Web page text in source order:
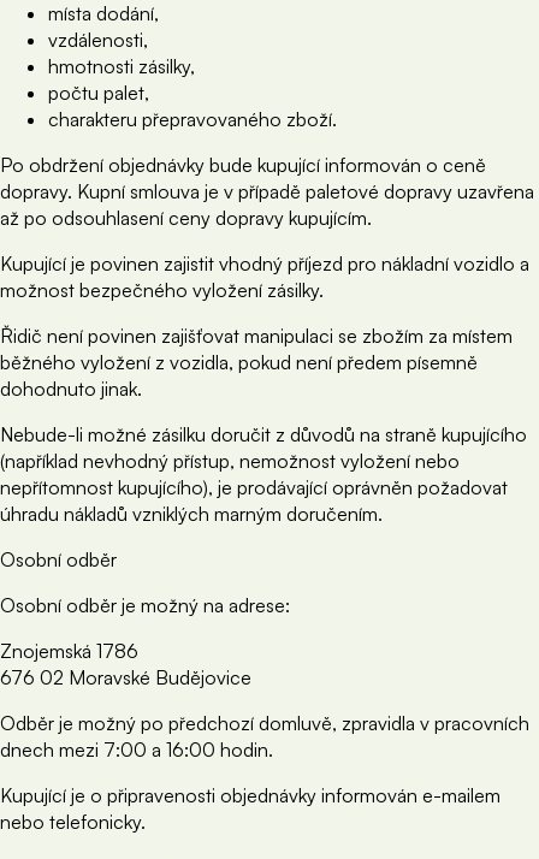
místa dodání,
vzdálenosti,
hmotnosti zásilky,
počtu palet,
charakteru přepravovaného zboží.
Po obdržení objednávky bude kupující informován o ceně
dopravy. Kupní smlouva je v případě paletové dopravy uzavřena
až po odsouhlasení ceny dopravy kupujícím.
Kupující je povinen zajistit vhodný příjezd pro nákladní vozidlo a
možnost bezpečného vyložení zásilky.
Řidič není povinen zajišťovat manipulaci se zbožím za místem
běžného vyložení z vozidla, pokud není předem písemně
dohodnuto jinak.
Nebude-li možné zásilku doručit z důvodů na straně kupujícího
(například nevhodný přístup, nemožnost vyložení nebo
nepřítomnost kupujícího), je prodávající oprávněn požadovat
úhradu nákladů vzniklých marným doručením.
Osobní odběr
Osobní odběr je možný na adrese:
Znojemská 1786
676 02 Moravské Budějovice
Odběr je možný po předchozí domluvě, zpravidla v pracovních
dnech mezi 7:00 a 16:00 hodin.
Kupující je o připravenosti objednávky informován e-mailem
nebo telefonicky.